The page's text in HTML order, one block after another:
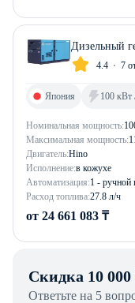
Дизельный
4.4 7
Номинальная мощность:
Максимальная мощность:
Двигатель:Hino
Исполнение:в кожухе
Автоматизация:1 - ручной
Расход топлива:27.8 л/ч
Япония 100 кВт
от 24 661 083 ₸
Скидка 10 000
Ответьте на 5